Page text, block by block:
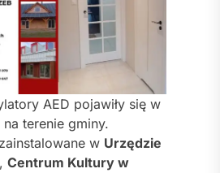
AED pojawiły się w
terenie gminy.
w Urzędzie
, Centrum Kultury w